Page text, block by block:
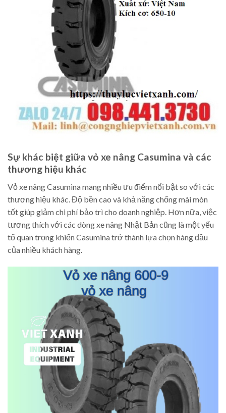
Sự khác biệt giữa vỏ xe nâng Casumina và các
thương hiệu khác
Vỏ xe nâng Casumina mang nhiều ưu điểm nổi bật so với các
thương hiệu khác. Độ bền cao và khả năng chống mài mòn
tốt giúp giảm chi phí bảo trì cho doanh nghiệp. Hơn nữa, việc
tương thích với các dòng xe nâng Nhật Bản cũng là một yếu
tố quan trọng khiến Casumina trở thành lựa chọn hàng đầu
của nhiều khách hàng.